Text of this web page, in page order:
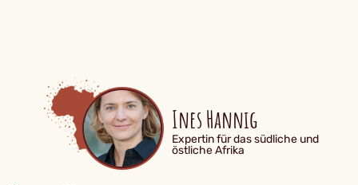
Ines Hannig
Expertin für das südliche und
östliche Afrika